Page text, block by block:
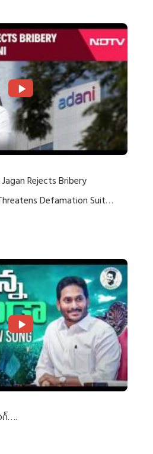
Rejects Bribery
Defamation Suit